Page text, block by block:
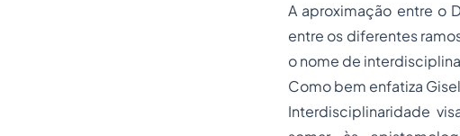
A aproximação entre o
entre os diferentes
o nome de
Como bem enfatiza
Interdisciplinaridade